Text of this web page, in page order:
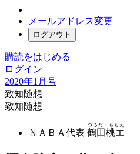
メールアドレス変更
ログアウト
購読をはじめる
ログイン
2020年1月号
致知随想
致知随想
ＮＡＢＡ代表 鶴田桃エ
つるだ・ももえ